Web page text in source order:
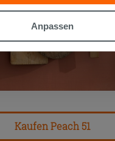
kombinieren. Falls Sie
Zustimmung zu allen
durch Klicken auf die
gegeben werden.
"X" klicken, können Sie
Anpassen
Kaufen Peach 51